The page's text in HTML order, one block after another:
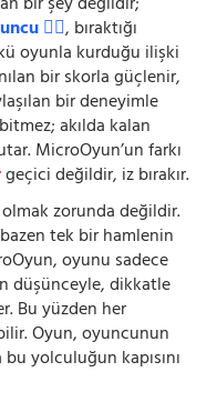
🧍‍♂️, bıraktığı
oyunla kurduğu ilişki
bir skorla güçlenir,
bir deneyimle
akılda kalan
MicroOyun’un farkı
geçici değildir, iz bırakır.
zorunda değildir.
tek bir hamlenin
oyunu sadece
düşünceyle, dikkatle
Bu yüzden her
Oyun, oyuncunun
yolculuğun kapısını